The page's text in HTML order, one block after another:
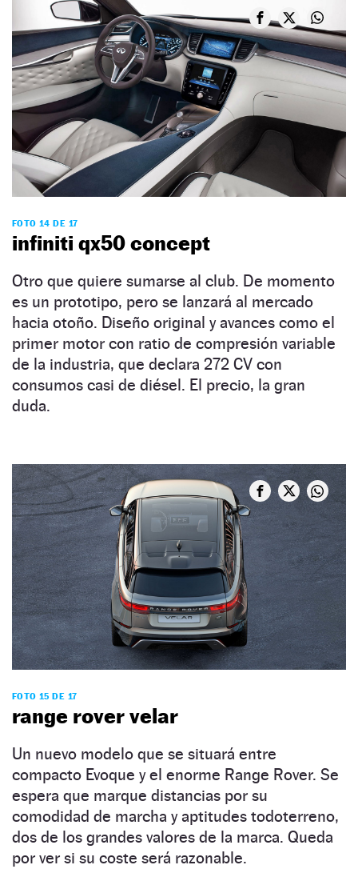
FOTO 14 DE 17
infiniti qx50 concept
Otro que quiere sumarse al club. De momento
es un prototipo, pero se lanzará al mercado
hacia otoño. Diseño original y avances como el
primer motor con ratio de compresión variable
de la industria, que declara 272 CV con
consumos casi de diésel. El precio, la gran
duda.
FOTO 15 DE 17
range rover velar
Un nuevo modelo que se situará entre
compacto Evoque y el enorme Range Rover. Se
espera que marque distancias por su
comodidad de marcha y aptitudes todoterreno,
dos de los grandes valores de la marca. Queda
por ver si su coste será razonable.